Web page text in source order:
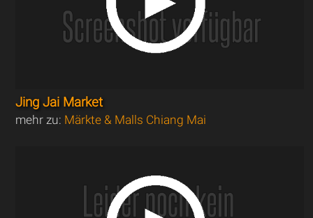
Jing Jai Market
mehr zu: Märkte & Malls Chiang Mai